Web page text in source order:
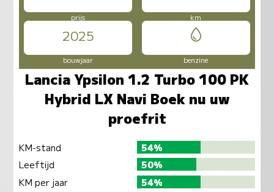
prijs km
2025
bouwjaar benzine
Lancia Ypsilon 1.2 Turbo 100 PK
Hybrid LX Navi Boek nu uw
proefrit
KM-stand
54%
Leeftijd
50%
KM per jaar
54%